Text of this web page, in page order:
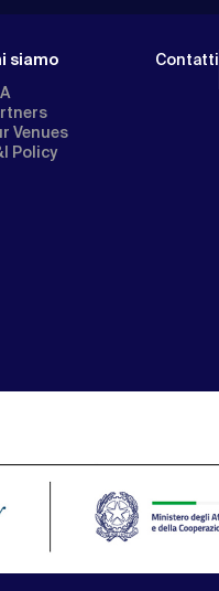
siamo
Venues
Policy
Contatti